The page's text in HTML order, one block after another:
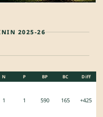
2025-26
N P BP BC Diff
1 1 590 165 +425